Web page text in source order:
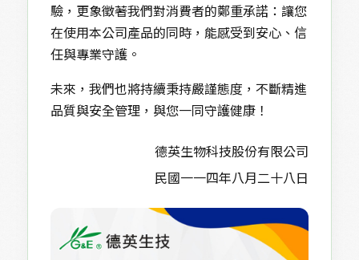
驗，更象徵著我們對消費者的鄭重承諾：讓您
在使用本公司產品的同時，能感受到安心、信
任與專業守護。
未來，我們也將持續秉持嚴謹態度，不斷精進
品質與安全管理，與您一同守護健康！
德英生物科技股份有限公司
民國一一四年八月二十八日